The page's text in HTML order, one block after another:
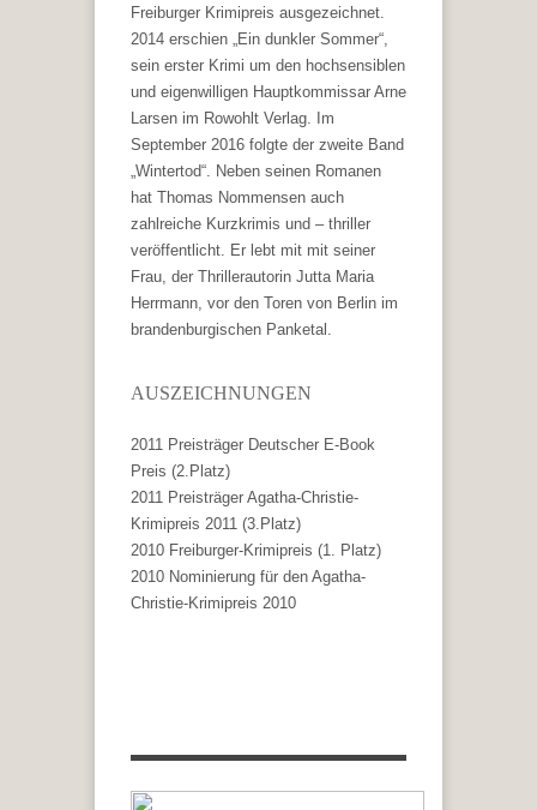
Freiburger Krimipreis ausgezeichnet.
2014 erschien „Ein dunkler Sommer“,
sein erster Krimi um den hochsensiblen
und eigenwilligen Hauptkommissar Arne
Larsen im Rowohlt Verlag. Im
September 2016 folgte der zweite Band
„Wintertod“. Neben seinen Romanen
hat Thomas Nommensen auch
zahlreiche Kurzkrimis und – thriller
veröffentlicht. Er lebt mit mit seiner
Frau, der Thrillerautorin Jutta Maria
Herrmann, vor den Toren von Berlin im
brandenburgischen Panketal.
AUSZEICHNUNGEN
2011 Preisträger Deutscher E-Book
Preis (2.Platz)
2011 Preisträger Agatha-Christie-
Krimipreis 2011 (3.Platz)
2010 Freiburger-Krimipreis (1. Platz)
2010 Nominierung für den Agatha-
Christie-Krimipreis 2010